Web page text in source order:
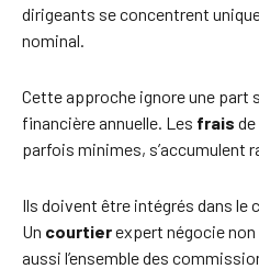
dirigeants se concentrent
nominal.
Cette approche ignore une part
financière annuelle. Les frais
parfois minimes, s’accumulent
Ils doivent être intégrés dans le
Un courtierexpert négocie
aussi l’ensemble des